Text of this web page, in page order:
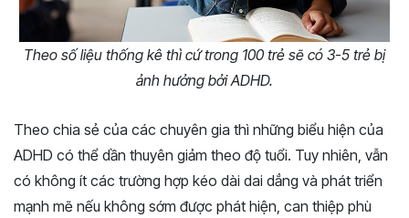
Theo số liệu thống kê thì cứ trong 100 trẻ sẽ có 3-5 trẻ bị
ảnh hưởng bởi ADHD.
Theo chia sẻ của các chuyên gia thì những biểu hiện của
ADHD có thể dần thuyên giảm theo độ tuổi. Tuy nhiên, vẫn
có không ít các trường hợp kéo dài dai dẳng và phát triển
mạnh mẽ nếu không sớm được phát hiện, can thiệp phù